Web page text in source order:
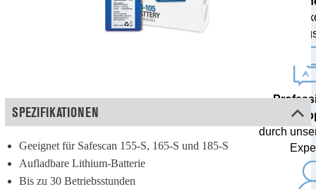
SPEZIFIKATIONEN
Geeignet für Safescan 155-S, 165-S und 185-S
Aufladbare Lithium-Batterie
Bis zu 30 Betriebsstunden
inklusive
durch